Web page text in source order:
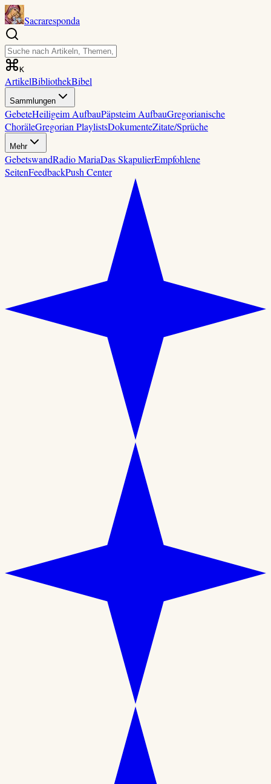
Sacraresponda
K
ArtikelBibliothekBibel
Sammlungen
GebeteHeiligeim AufbauPäpsteim AufbauGregorianische
ChoräleGregorian PlaylistsDokumenteZitate/Sprüche
Mehr
GebetswandRadio MariaDas SkapulierEmpfohlene
SeitenFeedbackPush Center